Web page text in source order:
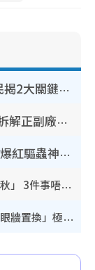
裝修拆鐵閘隨時變賊人目標？網民揭2大關鍵用途：裝新式等於白裝？附新舊鐵閘分別
網傳公院改用內地/副廠藥？醫生拆解正副廠分別 揭4類人換藥隨時出事
怕蟲人士夏日救星！日本3COINS爆紅驅蟲神器$45起 1招「全程免觸碰」輕鬆搞定小強
立秋2026｜8月7日立秋進入「多事之秋」 3件事唔做得！專家教6招開運 清枱頭／銀包納氣接好運
颱風白海豚料周日襲浙江！經歷5次「眼牆置換」極罕見 成登陸內地最長途颱風